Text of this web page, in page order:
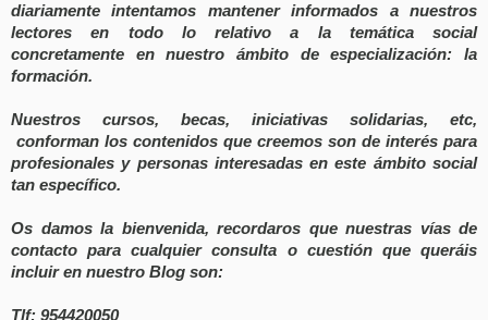
diariamente intentamos mantener informados a nuestros
lectores en todo lo relativo a la temática social
concretamente en nuestro ámbito de especialización: la
formación.
Nuestros cursos, becas, iniciativas solidarias, etc,
conforman los contenidos que creemos son de interés para
profesionales y personas interesadas en este ámbito social
tan específico.
Os damos la bienvenida, recordaros que nuestras vías de
contacto para cualquier consulta o cuestión que queráis
incluir en nuestro Blog son:
Tlf: 954420050